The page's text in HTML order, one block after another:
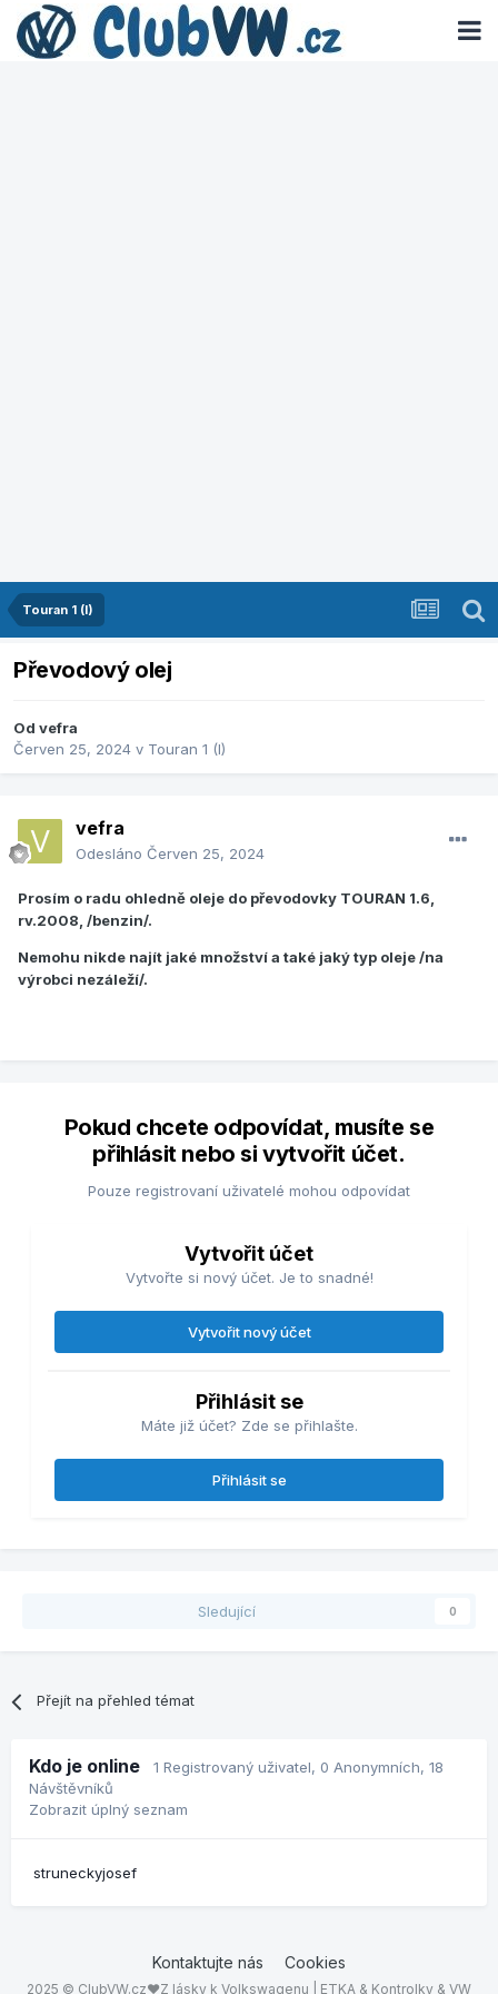
Touran 1 (I)
Převodový olej
Od vefra
Červen 25, 2024 v Touran 1 (I)
vefra
Odesláno Červen 25, 2024
Prosím o radu ohledně oleje do převodovky TOURAN 1.6,
rv.2008, /benzin/.
Nemohu nikde najít jaké množství a také jaký typ oleje /na
výrobci nezáleží/.
Pokud chcete odpovídat, musíte se
přihlásit nebo si vytvořit účet.
Pouze registrovaní uživatelé mohou odpovídat
Vytvořit účet
Vytvořte si nový účet. Je to snadné!
Vytvořit nový účet
Přihlásit se
Máte již účet? Zde se přihlašte.
Přihlásit se
Sledující 0
Přejít na přehled témat
Kdo je online 1 Registrovaný uživatel, 0 Anonymních, 18
Návštěvníků
Zobrazit úplný seznam
struneckyjosef
Kontaktujte nás Cookies
2025 © ClubVW.cz❤Z lásky k Volkswagenu | ETKA & Kontrolky & VW